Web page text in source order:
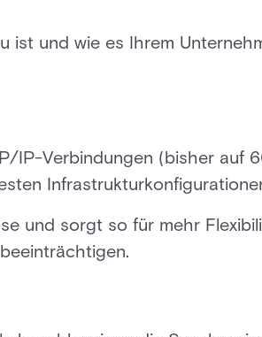
ist und wie es Ihrem
IP-Verbindungen (bisher auf
und sorgt so für mehr